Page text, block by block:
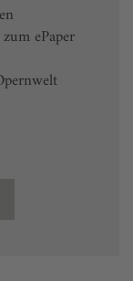
ePaper